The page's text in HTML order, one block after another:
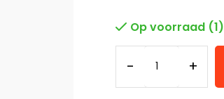
Op voorraad (1)
- +